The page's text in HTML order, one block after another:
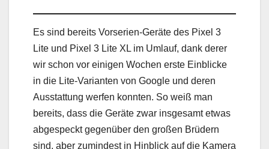
Es sind bereits Vorserien-Geräte des Pixel 3
Lite und Pixel 3 Lite XL im Umlauf, dank derer
wir schon vor einigen Wochen erste Einblicke
in die Lite-Varianten von Google und deren
Ausstattung werfen konnten. So weiß man
bereits, dass die Geräte zwar insgesamt etwas
abgespeckt gegenüber den großen Brüdern
sind, aber zumindest in Hinblick auf die Kamera